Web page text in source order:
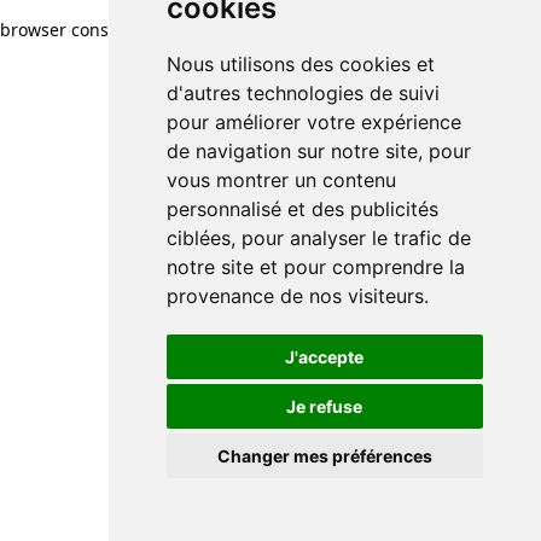
cookies
Nous utilisons des cookies et
d'autres technologies de suivi
pour améliorer votre expérience
de navigation sur notre site, pour
vous montrer un contenu
personnalisé et des publicités
ciblées, pour analyser le trafic de
notre site et pour comprendre la
provenance de nos visiteurs.
J'accepte
Je refuse
Changer mes préférences
browser console for more information)